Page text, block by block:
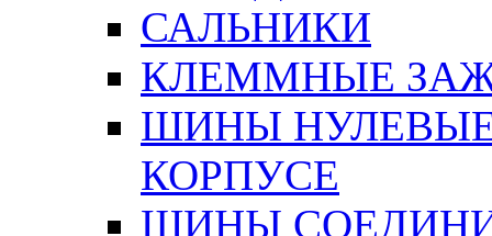
САЛЬНИКИ
КЛЕММНЫЕ
ШИНЫ
КОРПУСЕ
ШИНЫ